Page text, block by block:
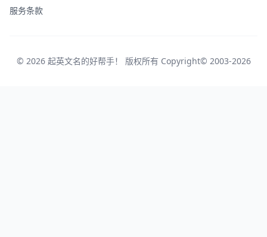
服务条款
© 2026 起英文名的好帮手！ 版权所有 Copyright© 2003-2026